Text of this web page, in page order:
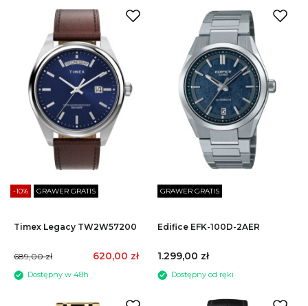
Anne Klein
Armani Exchange
Atlantic
Baby-G
Błonie
Bulova
Calvin Klein
Casio Vintage
Citizen
Cluse
PRZEDZIAŁ CENOWY
-10% GRAWER GRATIS
Timex Legacy TW2W57200
689,00 zł 620,00 zł
GRAWER GRATIS
Edifice EFK-100D-2AER
1.299,00 zł